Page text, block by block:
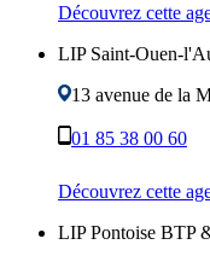
Découvrez cette
LIP Saint-Ouen-
13 avenue de la
01 85 38 00 60
Découvrez cette
LIP Pontoise BTP